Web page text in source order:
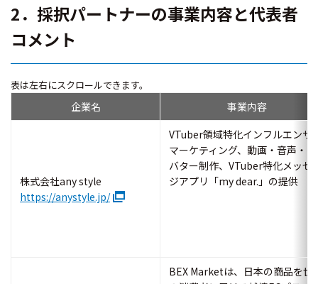
2．採択パートナーの事業内容と代表者
コメント
表は左右にスクロールできます。
企業名 事業内容
株式会社any style
https://anystyle.jp/
VTuber領域特化インフルエンサ
マーケティング、動画・音声・ア
バター制作、VTuber特化メッセ
ジアプリ「my dear.」の提供
BEX Marketは、日本の商品を世